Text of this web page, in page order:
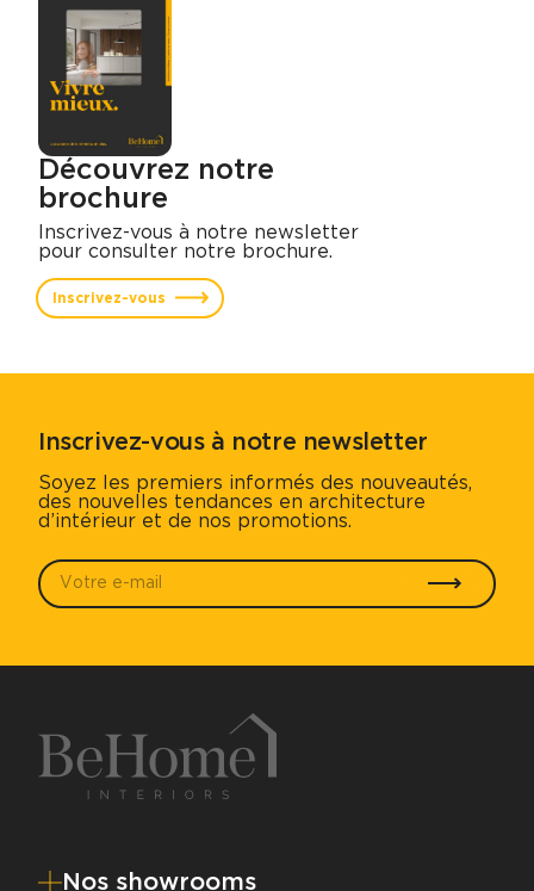
Découvrez notre
brochure
Inscrivez-vous à notre newsletter
pour consulter notre brochure.
Inscrivez-vous
Inscrivez-vous à notre newsletter
Soyez les premiers informés des nouveautés,
des nouvelles tendances en architecture
d’intérieur et de nos promotions.
Votre e-mail
Envoyer
Nos showrooms